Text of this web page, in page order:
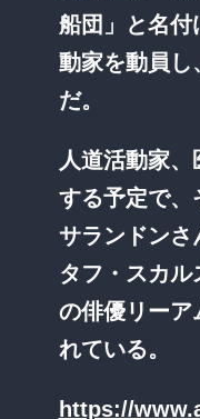
船団」と名付
動家を動員し
だ。
人道活動家
する予定で、
サランドンさ
タフ・スカ
の俳優リーア
れている。
https://